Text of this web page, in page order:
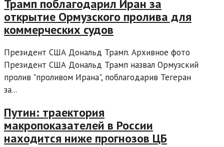
Трамп поблагодарил Иран за
открытие Ормузского пролива для
коммерческих судов
Президент США Дональд Трамп. Архивное фото
Президент США Дональд Трамп назвал Ормузский
пролив "проливом Ирана", поблагодарив Тегеран
за...
Путин: траектория
макропоказателей в России
находится ниже прогнозов ЦБ